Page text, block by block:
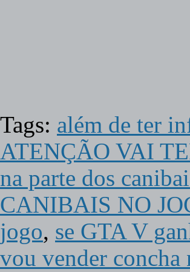
Tags: além de ter
ATENÇÃO VAI
na parte dos
CANIBAIS NO
jogo, se GTA V
vou vender concha